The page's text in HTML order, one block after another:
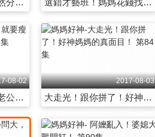
媽媽超吃驚！流汗竟然分好壞？！ 第77集 選錯才藝班！媽媽花錢找罪受？！ 第78集
08-02
媽媽心機！就要瘦到老公認不出？！ 第83集
2017-08-03
大走光！跟你拼了！好神媽媽的真面目！ 第84集